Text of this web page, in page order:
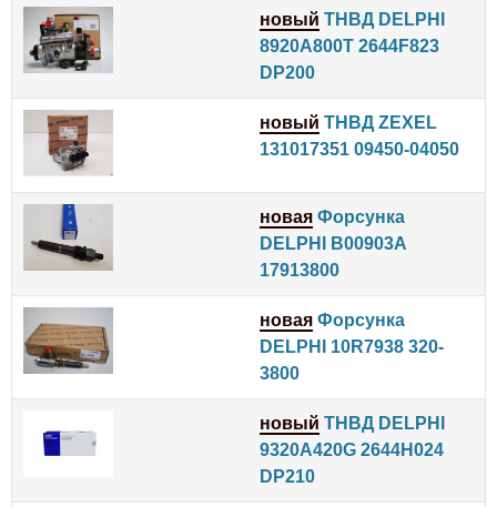
новый ТНВД DELPHI
8920A800T 2644F823
DP200
новый ТНВД ZEXEL
131017351 09450-04050
новая Форсунка
DELPHI B00903A
17913800
новая Форсунка
DELPHI 10R7938 320-
3800
новый ТНВД DELPHI
9320A420G 2644H024
DP210